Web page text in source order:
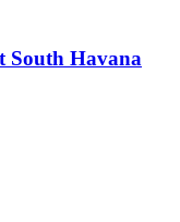
South Havana